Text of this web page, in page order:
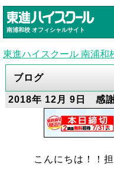
南浦和校 オフィシャルサイト
東進ハイスクール 南浦和
ブログ
2018年 12月 9日 感謝
こんにちは！！